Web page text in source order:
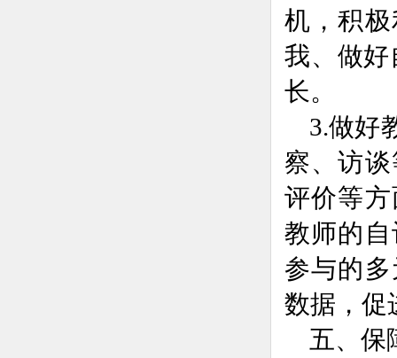
机，积
我、做
长。
3.做好
察、访
评价等
教师的
参与的
数据，促
五、保